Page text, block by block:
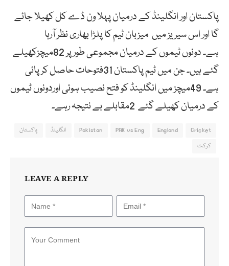
پاکستان اور انگلینڈ کے درمیان پہلا ون ڈے کل کھیلا جائے
گا اور اس سیریز میں میزبان ٹیم کا پلڑا بھاری نظر آرہا
ہے۔ دونوں ٹیموں کے درمیان مجموعی طور پر 82میچزکھیلے
گئے ہیں۔ جن میں ٹیم پاکستان 31فتوحات حاصل کرپائی
ہے۔ 49میچز میں انگلینڈ کو فتح نصیب ہوئی اوردونوں ٹیموں
کے درمیان کھیلے گئے 2مقابلے بے نتیجہ رہے۔
Cricket
England
PAK vs Eng
Pakistan انگلینڈ
پاکستان
کرکٹ
LEAVE A REPLY